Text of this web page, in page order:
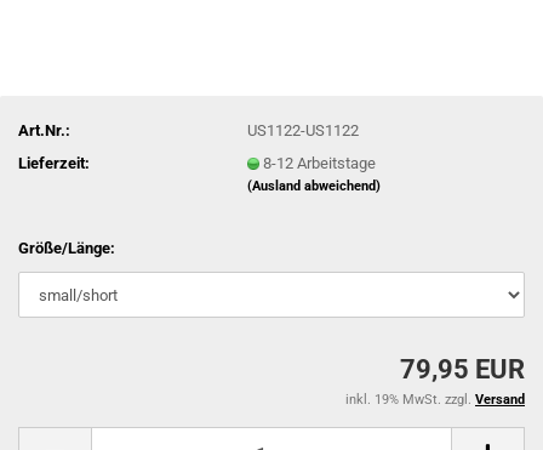
Art.Nr.:
US1122-US1122
Lieferzeit:
8-12 Arbeitstage
(Ausland abweichend)
Größe/Länge:
79,95 EUR
inkl. 19% MwSt. zzgl. Versand